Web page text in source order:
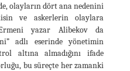
olayların dört ana nedenini
ve askerlerin olaylara
yazar Alibekov da
adlı eserinde yönetimin
altına almadığını ifade
bu süreçte her zamanki